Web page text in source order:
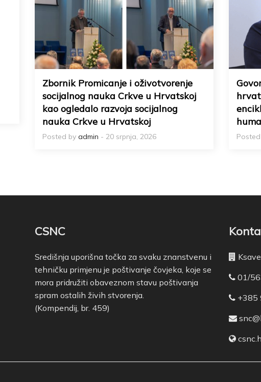
Zbornik Promicanje i oživotvorenje
socijalnog nauka Crkve u Hrvatskoj
kao ogledalo razvoja socijalnog
nauka Crkve u Hrvatskoj
Posted by admin - 20 srpnja, 2026
CSNC
Središnja uporišna točka za svaku znanstvenu i
tehničku primjenu je poštivanje čovjeka, koje se
mora pridružiti obaveznom stavu poštivanja
spram ostalih živih stvorenja.
(Kompendij, br. 459)
01/
+385